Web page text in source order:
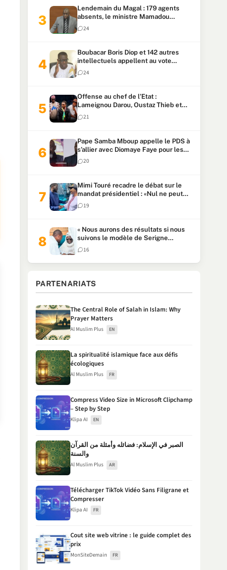
Lendemain du Magal : 179 agents
absents, le ministre Mamadou
Lamine Dianté exige des explications
24
Boubacar Boris Diop et 142 autres
intellectuels appellent au vote
urgent de la révision
constitutionnelle
24
Offense au chef de l’Etat :
Lameignou Darou, Oustaz Thieb et
Ndiaye Touba lourdement
condamnés
21
Pape Samba Mboup appelle le PDS à
s’allier avec Diomaye Faye pour les
locales et tacle Sonko
20
Mimi Touré recadre le débat sur le
mandat présidentiel : «Nul ne peut
faire plus de deux mandats
consécutifs de 5 ans»
19
« Nous aurons des résultats si nous
suivons le modèle de Serigne
Touba » : Ousmane Sonko au Khalife
Serigne Mountakha
16
PARTENARIATS
The Central Role of Salah in Islam: Why
Prayer Matters
Al Muslim Plus EN
La spiritualité islamique face aux défis
écologiques
Al Muslim Plus FR
Compress Video Size in Microsoft Clipchamp
– Step by Step
Klipa AI EN
الصبر في الإسلام: فضائله وأمثلة من القرآن
والسنة
Al Muslim Plus AR
Télécharger TikTok Vidéo Sans Filigrane et
Compresser
Klipa AI FR
Cout site web vitrine : le guide complet des
prix
MonSiteDemain FR